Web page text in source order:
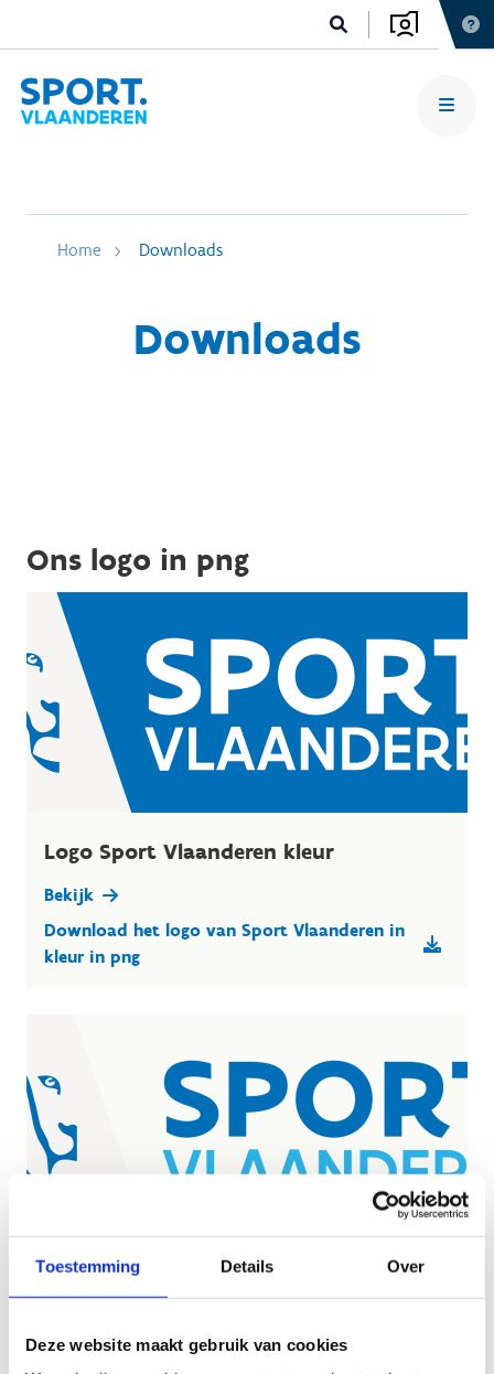
Toestemming Details Over
Deze website maakt gebruik van cookies
Home Downloads
Downloads
Ons logo in png
Logo Sport Vlaanderen kleur
Bekijk
Download het logo van Sport Vlaanderen in
kleur in png
Logo Sport Vlaanderen kleur
transparante achtergrond
Bekijk